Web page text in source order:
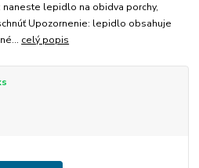
lepidlo na obidva porchy,
Upozornenie: lepidlo obsahuje
celý popis